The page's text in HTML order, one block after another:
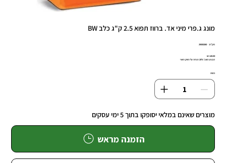
מונג ג.פרי מיני אד. ברווז תפוא 2.5 ק"ג כלב BW
מק"ט:מק"ט
29000280
מחיר‏120.00 ‏₪
מבצע מונג' 20% הנחה על השק השני
כמות
מוצרים שאינם במלאי יסופקו בתוך 5 ימי עסקים
הזמנה מראש